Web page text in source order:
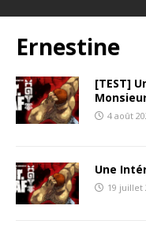
Ernestine
[TEST]
4 août
Une
19 juillet